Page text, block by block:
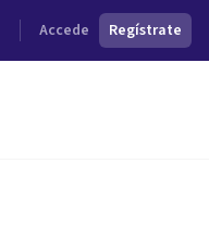
Accede Regístrate